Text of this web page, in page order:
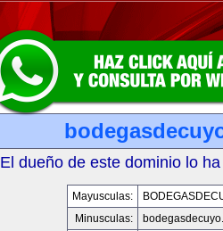
El dueño de este dominio lo
Mayusculas:
Minusculas: